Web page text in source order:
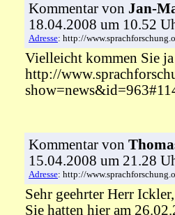
Kommentar von Jan-
18.04.2008 um 10.52
Adresse: http://
Vielleicht kommen Sie
http://
Kommentar von
15.04.2008 um 21.28
Adresse: http://
Sehr geehrter Herr Ickler,
Sie hatten hier am